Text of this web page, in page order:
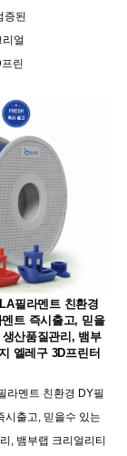
증된
얼
린
필라멘트 친환경
트 즉시출고, 믿을
산품질관리, 뱀부
엘레구 3D프린터
라멘트 친환경 DY필
시출고, 믿을수 있는
, 뱀부랩 크리얼리티